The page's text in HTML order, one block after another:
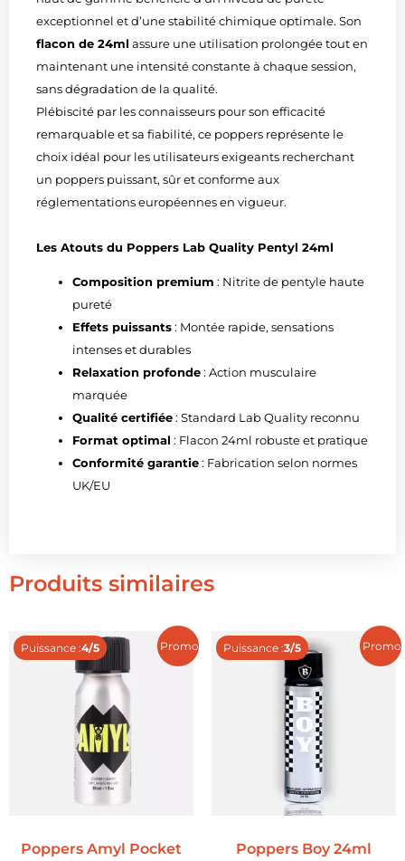
exceptionnel et d’une stabilité chimique optimale. Son
flacon de 24ml assure une utilisation prolongée tout en
maintenant une intensité constante à chaque session,
sans dégradation de la qualité.
Plébiscité par les connaisseurs pour son efficacité
remarquable et sa fiabilité, ce poppers représente le
choix idéal pour les utilisateurs exigeants recherchant
un poppers puissant, sûr et conforme aux
réglementations européennes en vigueur.
Les Atouts du Poppers Lab Quality Pentyl 24ml
Composition premium : Nitrite de pentyle haute
pureté
Effets puissants: Montée rapide, sensations
intenses et durables
Relaxation profonde: Action musculaire
marquée
Qualité certifiée: Standard Lab Quality reconnu
Format optimal : Flacon 24ml robuste et pratique
Conformité garantie: Fabrication selon normes
UK/EU
Produits similaires
Promo !
Puissance :4/5
Poppers Amyl Pocket
Promo
Puissance :3/5
Poppers Boy 24ml